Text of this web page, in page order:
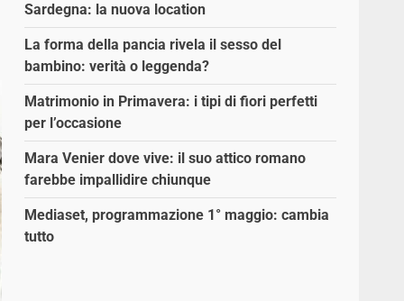
Sardegna: la nuova location
La forma della pancia rivela il sesso del
bambino: verità o leggenda?
Matrimonio in Primavera: i tipi di fiori perfetti
per l’occasione
Mara Venier dove vive: il suo attico romano
farebbe impallidire chiunque
Mediaset, programmazione 1° maggio: cambia
tutto